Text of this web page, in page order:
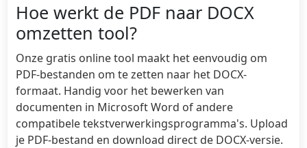
Hoe werkt de PDF naar DOCX
omzetten tool?
Onze gratis online tool maakt het eenvoudig om
PDF-bestanden om te zetten naar het DOCX-
formaat. Handig voor het bewerken van
documenten in Microsoft Word of andere
compatibele tekstverwerkingsprogramma's. Upload
je PDF-bestand en download direct de DOCX-versie.